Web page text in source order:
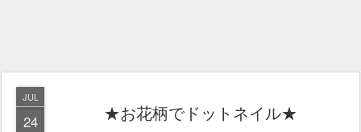
JUL
24 ★お花柄でドットネイル★